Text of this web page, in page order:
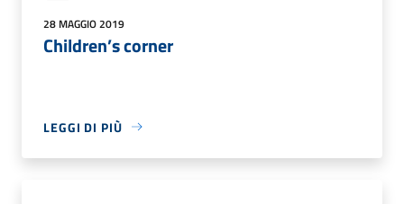
28 MAGGIO 2019
Children’s corner
LEGGI DI PIÙ